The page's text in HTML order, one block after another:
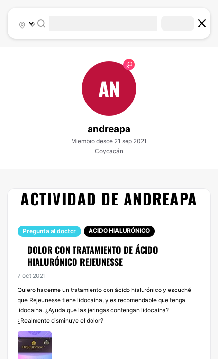
|
AN
andreapa
Miembro desde 21 sep 2021
Coyoacán
ACTIVIDAD DE ANDREAPA
Pregunta al doctor ÁCIDO HIALURÓNICO
DOLOR CON TRATAMIENTO DE ÁCIDO
HIALURÓNICO REJEUNESSE
7 oct 2021
Quiero hacerme un tratamiento con ácido hialurónico y escuché
que Rejeunesse tiene lidocaína, y es recomendable que tenga
lidocaína. ¿Ayuda que las jeringas contengan lidocaína?
¿Realmente disminuye el dolor?